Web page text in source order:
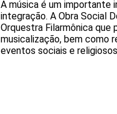
A música é um importante
integração. A Obra Social
Orquestra Filarmônica que
musicalização, bem como
eventos sociais e